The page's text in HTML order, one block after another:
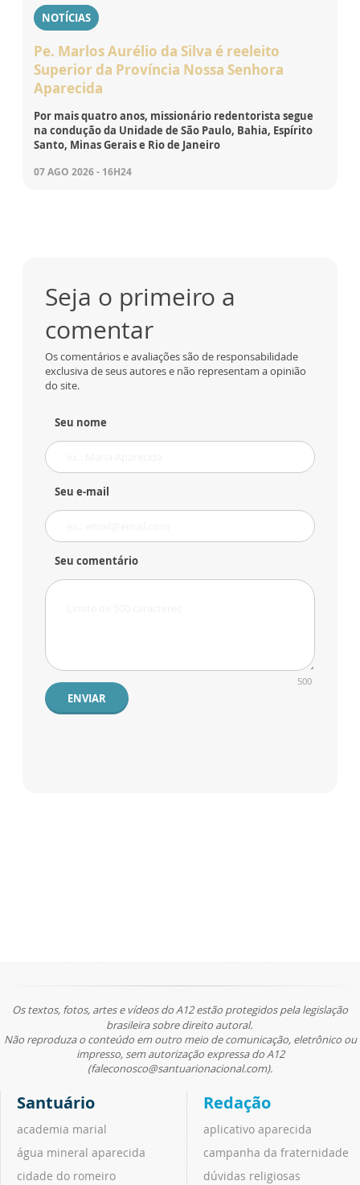
NOTÍCIAS
Pe. Marlos Aurélio da Silva é reeleito
Superior da Província Nossa Senhora
Aparecida
Por mais quatro anos, missionário redentorista segue
na condução da Unidade de São Paulo, Bahia, Espírito
Santo, Minas Gerais e Rio de Janeiro
07 AGO 2026 - 16H24
Seja o primeiro a
comentar
Os comentários e avaliações são de responsabilidade
exclusiva de seus autores e não representam a opinião
do site.
Seu nome
Seu e-mail
Seu comentário
500
ENVIAR
Os textos, fotos, artes e vídeos do A12 estão protegidos pela legislação
brasileira sobre direito autoral.
Não reproduza o conteúdo em outro meio de comunicação, eletrônico ou
impresso, sem autorização expressa do A12
(faleconosco@santuarionacional.com).
Santuário
academia marial
água mineral aparecida
cidade do romeiro
Redação
aplicativo aparecida
campanha da fraternidade
dúvidas religiosas